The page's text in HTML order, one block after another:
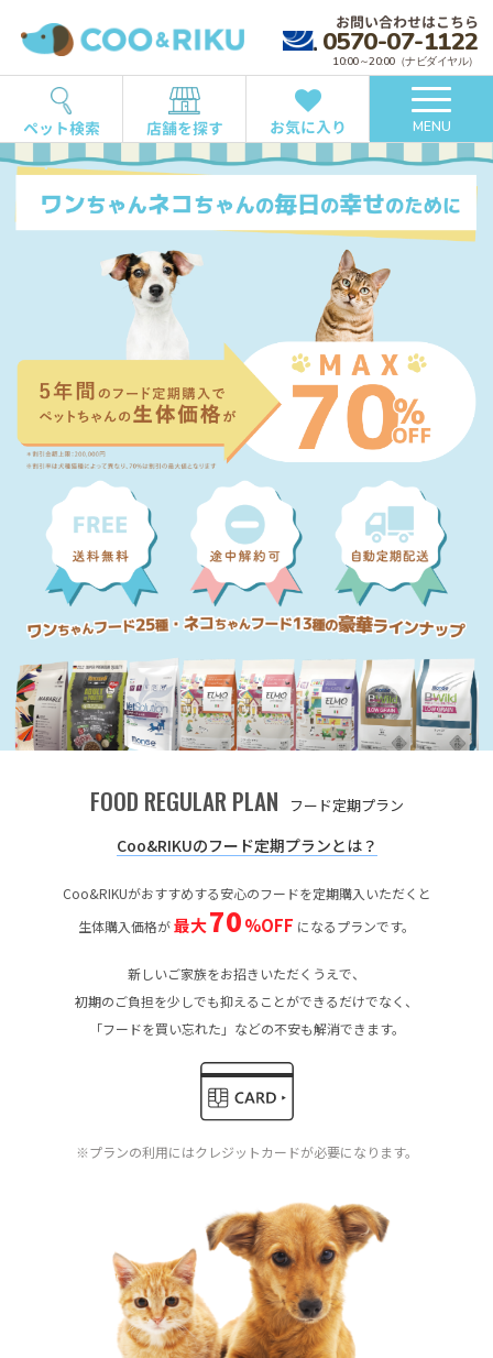
お問い合わせはこちら
0570-07-1122
10:00～20:00（ナビダイヤル）
ペット検索 店舗を探す お気に入り MENU
FOOD REGULAR PLAN フード定期プラン
Coo&RIKUのフード定期プランとは？
Coo&RIKUがおすすめする安心のフードを定期購入いただくと
生体購入価格が最大70%OFF になるプランです。
新しいご家族をお招きいただくうえで、
初期のご負担を少しでも抑えることができるだけでなく、
「フードを買い忘れた」などの不安も解消できます。
※プランの利用にはクレジットカードが必要になります。